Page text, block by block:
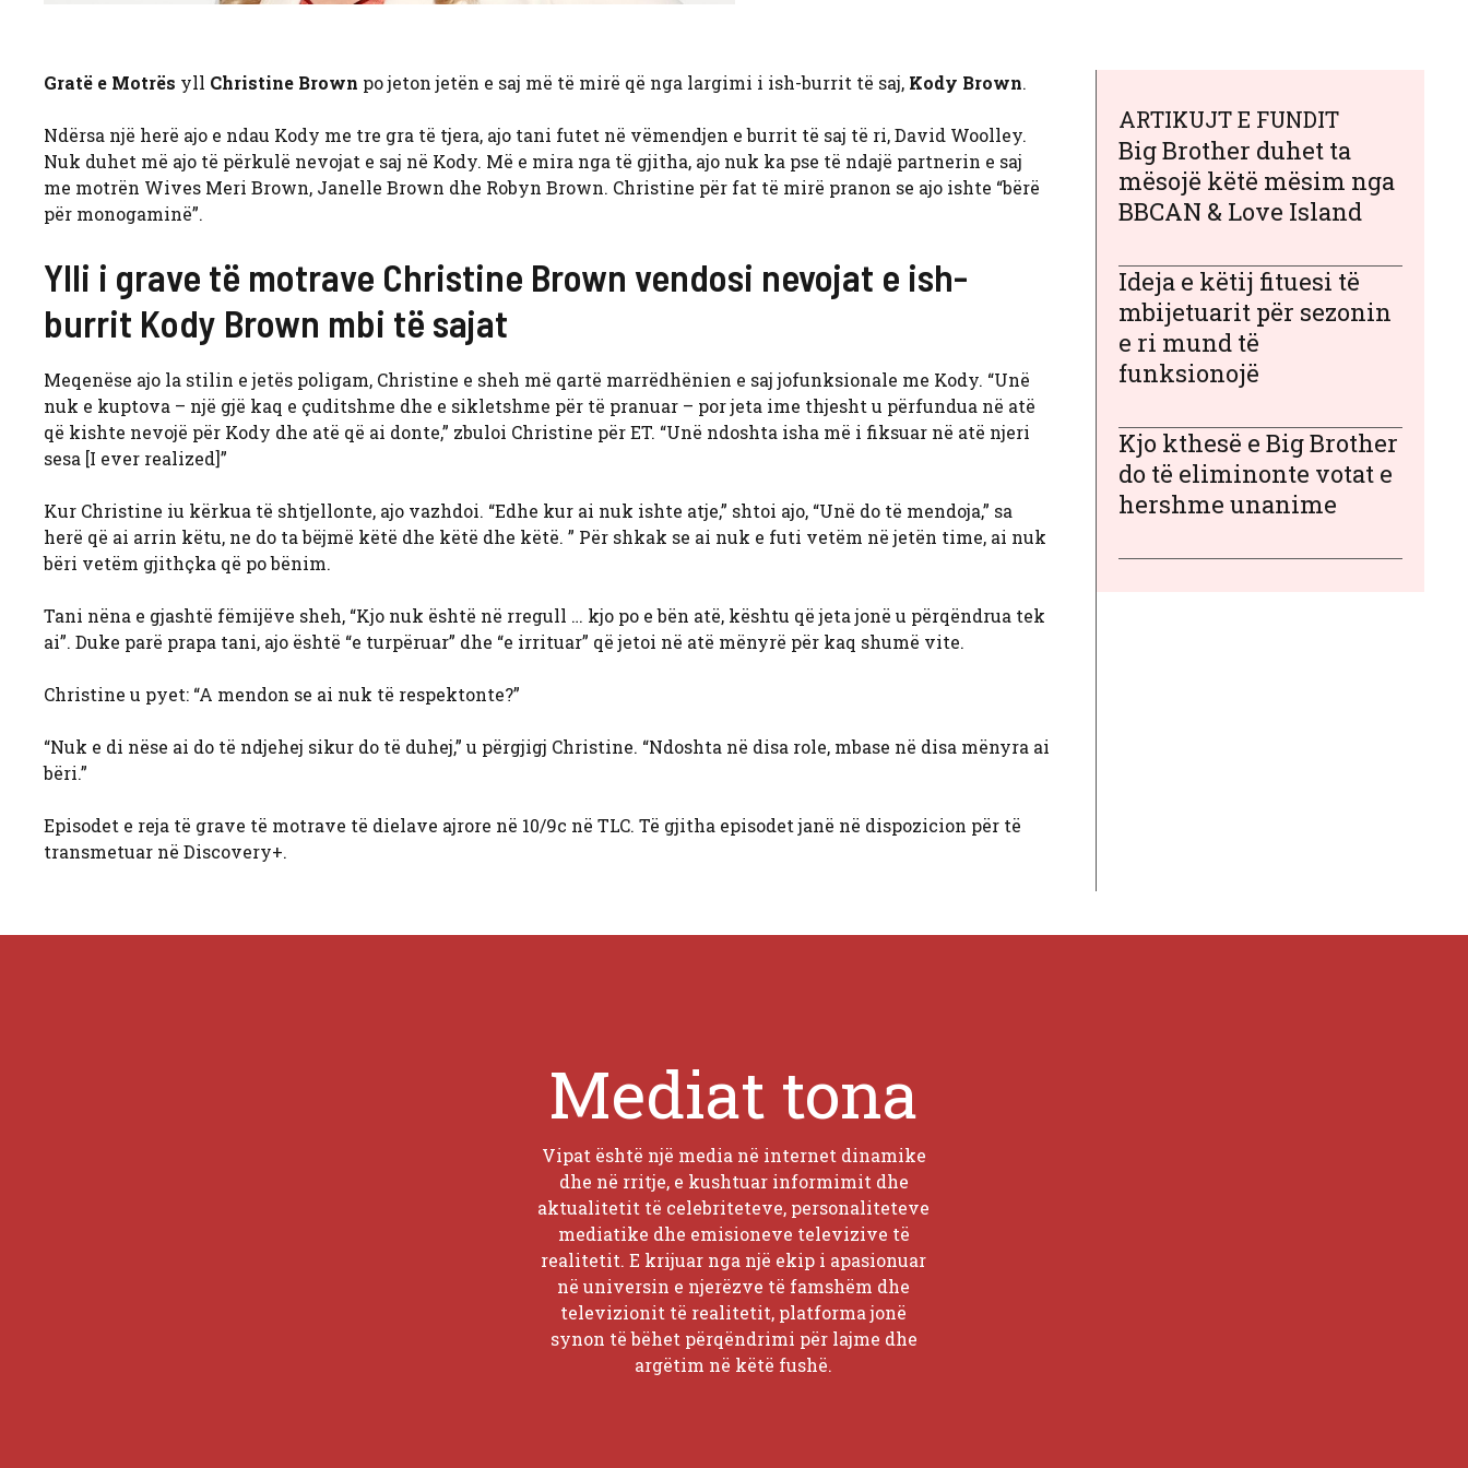
Gratë e Motrës yll Christine Brown po jeton jetën e saj më të mirë që nga largimi i ish-burrit të saj, Kody Brown.
Ndërsa një herë ajo e ndau Kody me tre gra të tjera, ajo tani futet në vëmendjen e burrit të saj të ri, David Woolley.
Nuk duhet më ajo të përkulë nevojat e saj në Kody. Më e mira nga të gjitha, ajo nuk ka pse të ndajë partnerin e saj
me motrën Wives Meri Brown, Janelle Brown dhe Robyn Brown. Christine për fat të mirë pranon se ajo ishte “bërë
për monogaminë”.
Ylli i grave të motrave Christine Brown vendosi nevojat e ish-
burrit Kody Brown mbi të sajat
Meqenëse ajo la stilin e jetës poligam, Christine e sheh më qartë marrëdhënien e saj jofunksionale me Kody. “Unë
nuk e kuptova – një gjë kaq e çuditshme dhe e sikletshme për të pranuar – por jeta ime thjesht u përfundua në atë
që kishte nevojë për Kody dhe atë që ai donte,” zbuloi Christine për ET. “Unë ndoshta isha më i fiksuar në atë njeri
sesa [I ever realized]”
Kur Christine iu kërkua të shtjellonte, ajo vazhdoi. “Edhe kur ai nuk ishte atje,” shtoi ajo, “Unë do të mendoja,” sa
herë që ai arrin këtu, ne do ta bëjmë këtë dhe këtë dhe këtë. ” Për shkak se ai nuk e futi vetëm në jetën time, ai nuk
bëri vetëm gjithçka që po bënim.
Tani nëna e gjashtë fëmijëve sheh, “Kjo nuk është në rregull … kjo po e bën atë, kështu që jeta jonë u përqëndrua tek
ai”. Duke parë prapa tani, ajo është “e turpëruar” dhe “e irrituar” që jetoi në atë mënyrë për kaq shumë vite.
Christine u pyet: “A mendon se ai nuk të respektonte?”
“Nuk e di nëse ai do të ndjehej sikur do të duhej,” u përgjigj Christine. “Ndoshta në disa role, mbase në disa mënyra ai
bëri.”
Episodet e reja të grave të motrave të dielave ajrore në 10/9c në TLC. Të gjitha episodet janë në dispozicion për të
transmetuar në Discovery+.
ARTIKUJT E FUNDIT
Big Brother duhet ta
mësojë këtë mësim nga
BBCAN & Love Island
Ideja e këtij fituesi të
mbijetuarit për sezonin
e ri mund të
funksionojë
Kjo kthesë e Big Brother
do të eliminonte votat e
hershme unanime
Mediat tona
Vipat është një media në internet dinamike
dhe në rritje, e kushtuar informimit dhe
aktualitetit të celebriteteve, personaliteteve
mediatike dhe emisioneve televizive të
realitetit. E krijuar nga një ekip i apasionuar
në universin e njerëzve të famshëm dhe
televizionit të realitetit, platforma jonë
synon të bëhet përqëndrimi për lajme dhe
argëtim në këtë fushë.